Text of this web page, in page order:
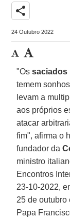
share
24 Outubro 2022
"Ossaciados
temem
levam a
aos próprios
atacar
fim", afirma o
fundador da
ministro
Encontros
23-10-2022,
25 de outubro
Papa